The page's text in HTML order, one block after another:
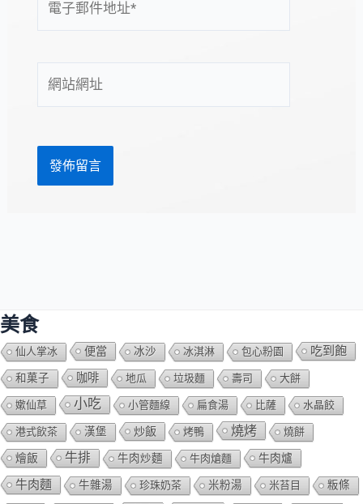
子
地
站
美食
仙人掌冰 便當 冰沙 冰淇淋 包心粉園 吃到飽
和菓子 咖啡 地瓜 垃圾麵 壽司 大餅
嫰仙草 小吃 小管麵線 扁食湯 比薩 水晶餃
港式飲茶 漢堡 炒飯 烤鴨 燒烤 燒餅
燴飯 牛排 牛肉炒麵 牛肉熗麵 牛肉爐
牛肉麵 牛雜湯 珍珠奶茶 米粉湯 米苔目 粄條